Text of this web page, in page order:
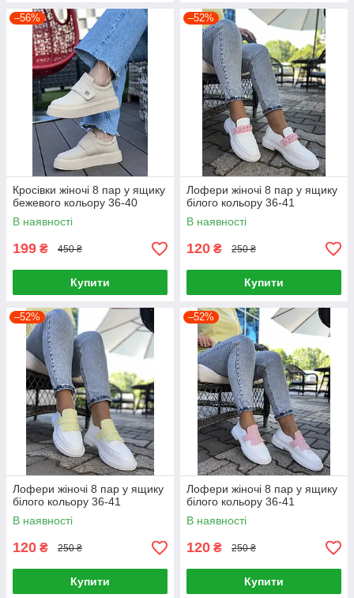
–56%
Кросівки жіночі 8 пар у ящику
бежевого кольору 36-40
В наявності
199 ₴ 450 ₴
Купити
–52%
Лофери жіночі 8 пар у ящику
білого кольору 36-41
В наявності
120 ₴ 250 ₴
Купити
–52%
Лофери жіночі 8 пар у ящику
білого кольору 36-41
В наявності
120 ₴ 250 ₴
Купити
–52%
Лофери жіночі 8 пар у ящику
білого кольору 36-41
В наявності
120 ₴ 250 ₴
Купити